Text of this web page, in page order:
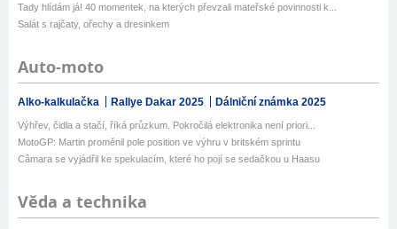
Tady hlídám já! 40 momentek, na kterých převzali mateřské povinnosti k...
Salát s rajčaty, ořechy a dresinkem
Auto-moto
Alko-kalkulačka Rallye Dakar 2025 Dálniční známka 2025
Výhřev, čidla a stačí, říká průzkum. Pokročilá elektronika není priori...
MotoGP: Martin proměnil pole position ve výhru v britském sprintu
Câmara se vyjádřil ke spekulacím, které ho pojí se sedačkou u Haasu
Věda a technika